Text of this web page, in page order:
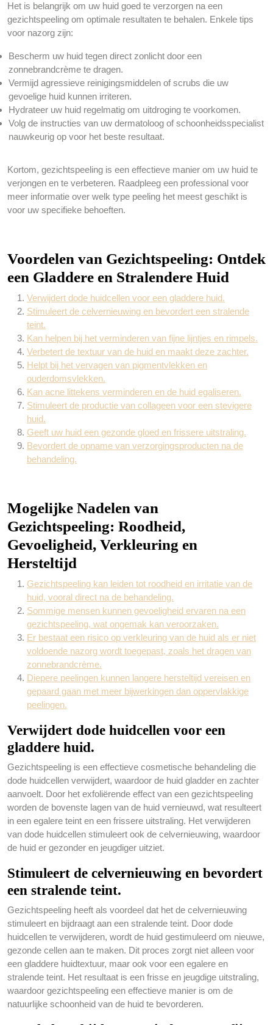
Het is belangrijk om uw huid goed te verzorgen na een
gezichtspeeling om optimale resultaten te behalen. Enkele tips
voor nazorg zijn:
Bescherm uw huid tegen direct zonlicht door een
zonnebrandcrème te dragen.
Vermijd agressieve reinigingsmiddelen of scrubs die uw
gevoelige huid kunnen irriteren.
Hydrateer uw huid regelmatig om uitdroging te voorkomen.
Volg de instructies van uw dermatoloog of schoonheidsspecialist
nauwkeurig op voor het beste resultaat.
Kortom, gezichtspeeling is een effectieve manier om uw huid te
verjongen en te verbeteren. Raadpleeg een professional voor
meer informatie over welk type peeling het meest geschikt is
voor uw specifieke behoeften.
Voordelen van Gezichtspeeling: Ontdek
een Gladdere en Stralendere Huid
Verwijdert dode huidcellen voor een gladdere huid.
Stimuleert de celvernieuwing en bevordert een stralende
teint.
Kan helpen bij het verminderen van fijne lijntjes en rimpels.
Verbetert de textuur van de huid en maakt deze zachter.
Helpt bij het vervagen van pigmentvlekken en
ouderdomsvlekken.
Kan acne littekens verminderen en de huid egaliseren.
Stimuleert de productie van collageen voor een stevigere
huid.
Geeft uw huid een gezonde gloed en frissere uitstraling.
Bevordert de opname van verzorgingsproducten na de
behandeling.
Mogelijke Nadelen van
Gezichtspeeling: Roodheid,
Gevoeligheid, Verkleuring en
Hersteltijd
Gezichtspeeling kan leiden tot roodheid en irritatie van de
huid, vooral direct na de behandeling.
Sommige mensen kunnen gevoeligheid ervaren na een
gezichtspeeling, wat ongemak kan veroorzaken.
Er bestaat een risico op verkleuring van de huid als er niet
voldoende nazorg wordt toegepast, zoals het dragen van
zonnebrandcrème.
Diepere peelingen kunnen langere hersteltijd vereisen en
gepaard gaan met meer bijwerkingen dan oppervlakkige
peelingen.
Verwijdert dode huidcellen voor een
gladdere huid.
Gezichtspeeling is een effectieve cosmetische behandeling die
dode huidcellen verwijdert, waardoor de huid gladder en zachter
aanvoelt. Door het exfoliërende effect van een gezichtspeeling
worden de bovenste lagen van de huid vernieuwd, wat resulteert
in een egalere teint en een frissere uitstraling. Het verwijderen
van dode huidcellen stimuleert ook de celvernieuwing, waardoor
de huid er gezonder en jeugdiger uitziet.
Stimuleert de celvernieuwing en bevordert
een stralende teint.
Gezichtspeeling heeft als voordeel dat het de celvernieuwing
stimuleert en bijdraagt aan een stralende teint. Door dode
huidcellen te verwijderen, wordt de huid gestimuleerd om nieuwe,
gezonde cellen aan te maken. Dit proces zorgt niet alleen voor
een gladdere huidtextuur, maar ook voor een egalere en
stralende teint. Het resultaat is een frisse en jeugdige uitstraling,
waardoor gezichtspeeling een effectieve manier is om de
natuurlijke schoonheid van de huid te bevorderen.